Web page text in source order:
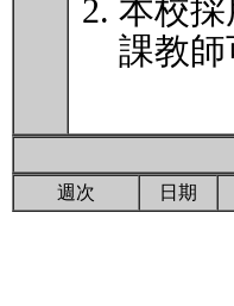
本校
課教
週次 日期